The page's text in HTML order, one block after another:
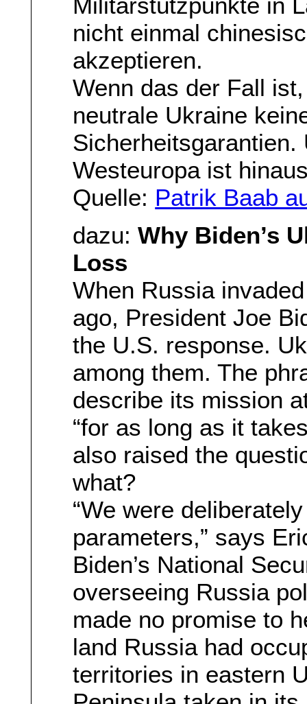
Militärstützpunkte in
nicht einmal
akzeptieren.
Wenn das der Fall
neutrale Ukraine
Sicherheitsgarantien.
Westeuropa ist
Quelle: Patrik Baab
dazu:Why Biden’s
Loss
When Russia
ago, President Joe
the U.S. response.
among them. The
describe its mission
“for as long as it
also raised the
what?
“We were
parameters,” says
Biden’s National
overseeing Russia
made no promise to
land Russia had
territories in eastern